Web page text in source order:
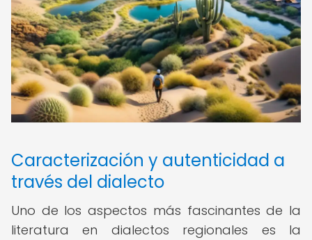
Caracterización y autenticidad a
través del dialecto
Uno de los aspectos más fascinantes de la
literatura en dialectos regionales es la